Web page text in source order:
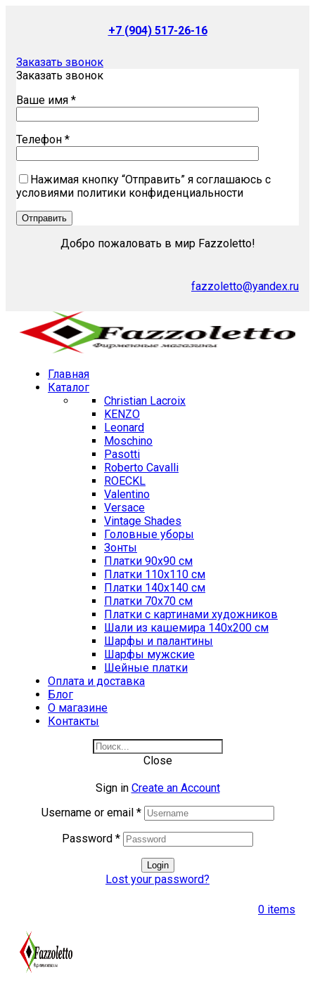
+7 (904) 517-26-16
Заказать звонок
Заказать звонок
Ваше имя *
Телефон *
Нажимая кнопку “Отправить” я соглашаюсь с
условиями политики конфиденциальности
Добро пожаловать в мир Fazzoletto!
fazzoletto@yandex.ru
Главная
Каталог
Christian Lacroix
KENZO
Leonard
Moschino
Pasotti
Roberto Cavalli
ROECKL
Valentino
Versace
Vintage Shades
Головные уборы
Зонты
Платки 90х90 см
Платки 110х110 см
Платки 140х140 см
Платки 70х70 см
Платки с картинами художников
Шали из кашемира 140х200 см
Шарфы и палантины
Шарфы мужские
Шейные платки
Оплата и доставка
Блог
О магазине
Контакты
Close
Sign in Create an Account
Username or email *
Password *
Login
Lost your password?
0 items